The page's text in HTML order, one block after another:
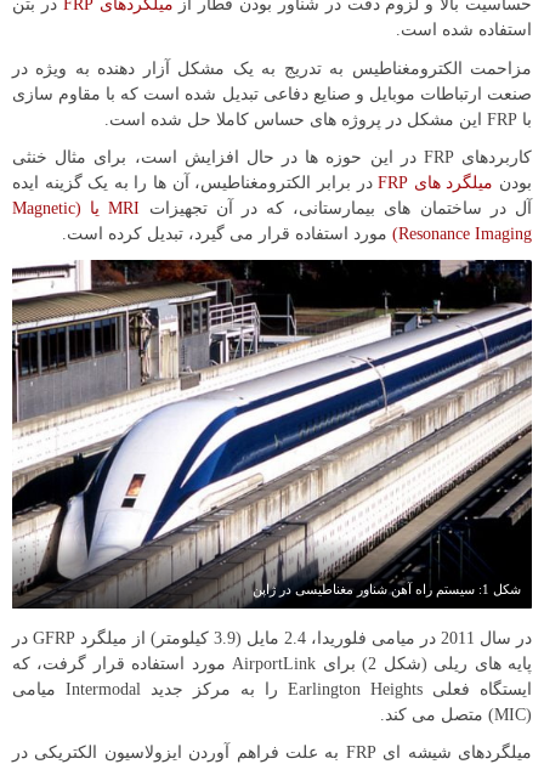
حساسیت بالا و لزوم دقت در شناور بودن قطار از میلگردهای FRP
در بتن
استفاده شده است.
مزاحمت الکترومغناطیس به تدریج به یک مشکل آزار دهنده به ویژه در
صنعت ارتباطات موبایل و صنایع دفاعی تبدیل شده است که با مقاوم سازی
با FRP این مشکل در پروژه های حساس کاملا حل شده است.
کاربردهای FRP در این حوزه ها در حال افزایش است، برای مثال خنثی
بودن میلگرد های FRP
در برابر الکترومغناطیس، آن ها را به یک گزینه ایده
آل در ساختمان های بیمارستانی، که در آن تجهیزات
MRI یا (Magnetic
Resonance Imaging)
مورد استفاده قرار می گیرد، تبدیل کرده است.
شکل 1: سیستم راه آهن شناور مغناطیسی در ژاپن
در سال 2011 در میامی فلوریدا، 2.4 مایل (3.9 کیلومتر) از میلگرد GFRP در
پایه های ریلی (شکل 2) برای AirportLink مورد استفاده قرار گرفت، که
ایستگاه فعلی Earlington Heights را به مرکز جدید Intermodal میامی
(MIC) متصل می کند.
میلگردهای شیشه ای FRP به علت فراهم آوردن ایزولاسیون الکتریکی در